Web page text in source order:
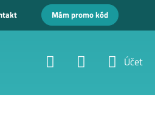
Mám promo kód
Účet